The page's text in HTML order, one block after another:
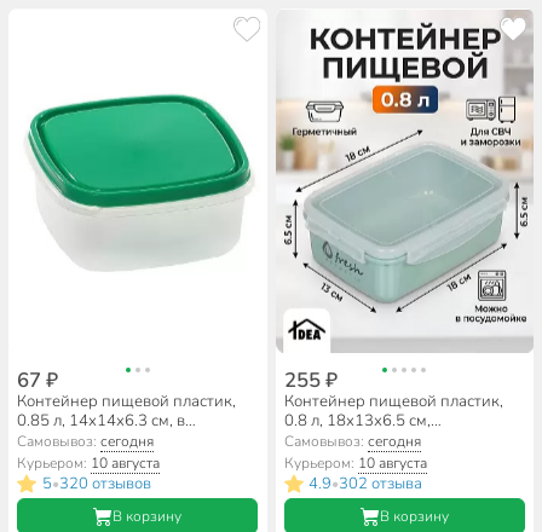
67 ₽
Контейнер пищевой пластик,
0.85 л, 14х14х6.3 см, в
ассортименте, квадратный,
Стандарт Пластик Групп
Самовывоз:сегодня
Курьером: 10 августа
5•320 отзывов
В корзину
255 ₽
Контейнер пищевой пластик,
0.8 л, 18х13х6.5 см,
фисташковый, прямоугольный,
Idea, Фреш, М 1422
Самовывоз: сегодня
Курьером: 10 августа
4.9•302 отзыва
В корзину